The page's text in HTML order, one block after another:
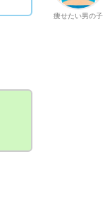
痩せたい男の子